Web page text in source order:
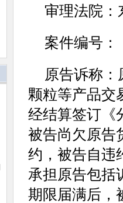
审理法院：
案件编号：
原告诉称
颗粒等产品交
经结算签订《
被告尚欠原告
约，被告自违
承担原告包括
期限届满后，